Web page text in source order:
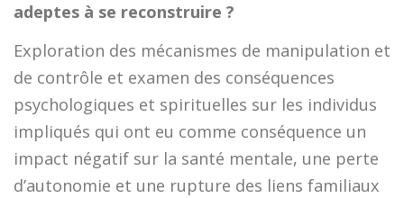
adeptes à se reconstruire ?
Exploration des mécanismes de manipulation et
de contrôle et examen des conséquences
psychologiques et spirituelles sur les individus
impliqués qui ont eu comme conséquence un
impact négatif sur la santé mentale, une perte
d’autonomie et une rupture des liens familiaux